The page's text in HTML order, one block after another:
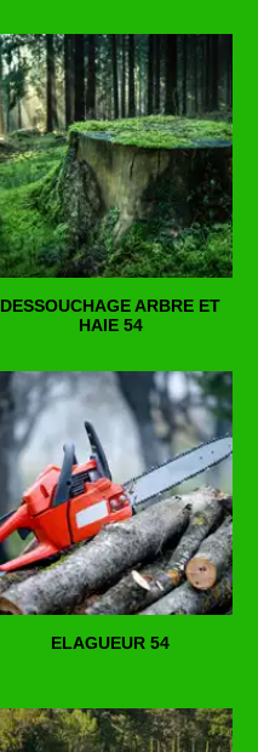
DESSOUCHAGE ARBRE ET
HAIE 54
ELAGUEUR 54